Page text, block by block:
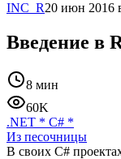
INC_R20 июн 2016
Введение в
8 мин
60K
.NET * C# *
Из песочницы
В своих C#